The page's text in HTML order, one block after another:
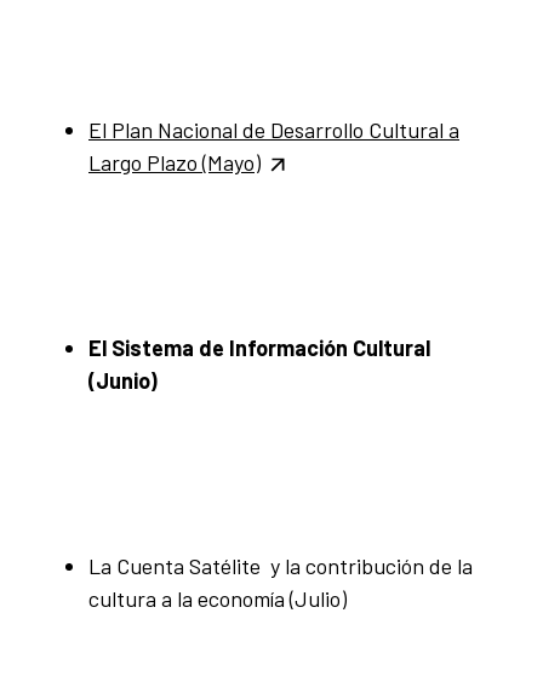
El Plan Nacional de Desarrollo Cultural a
Largo Plazo (Mayo)
El Sistema de Información Cultural
(Junio)
La Cuenta Satélite y la contribución de la
cultura a la economía (Julio)